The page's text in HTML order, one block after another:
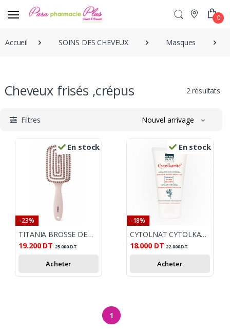
0
Accueil SOINS DES CHEVEUX Masques
Cheveux frisés ,crépus 2 résultats
Filtres Nouvel arrivage
En stock
-23%
TITANIA BROSSE DEMELANTE FLEXIBLE /PICOTS ET POILS
19.200 DT 25.000DT
Acheter
En stock
-18%
CYTOLNAT CYTOLKARITE MASQUE DE SOIN CAPILLAIRE 150ML
18.000 DT 22.000DT
Acheter
1